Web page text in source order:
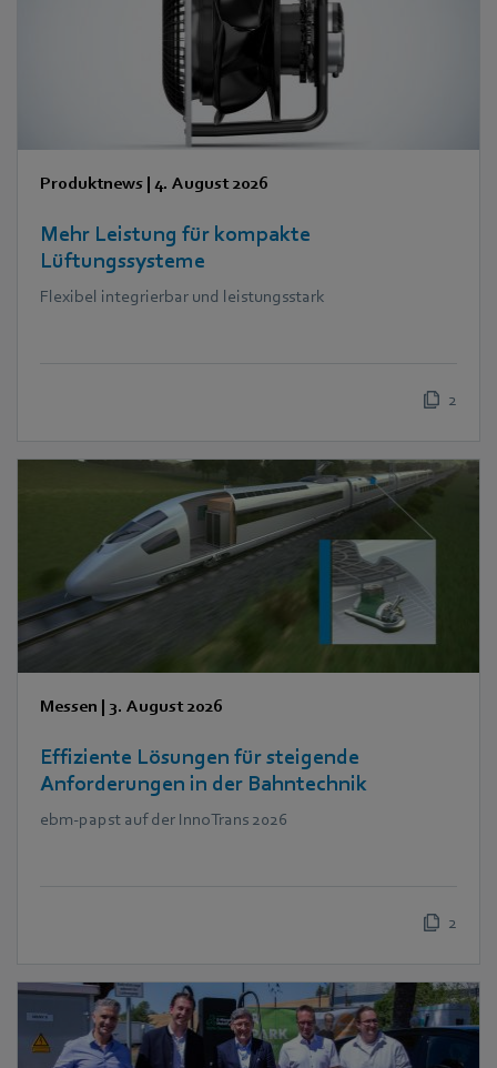
Produktnews | 4. August 2026
Mehr Leistung für kompakte
Lüftungssysteme
Flexibel integrierbar und leistungsstark
2
Messen | 3. August 2026
Effiziente Lösungen für steigende
Anforderungen in der Bahntechnik
ebm‑papst auf der InnoTrans 2026
2